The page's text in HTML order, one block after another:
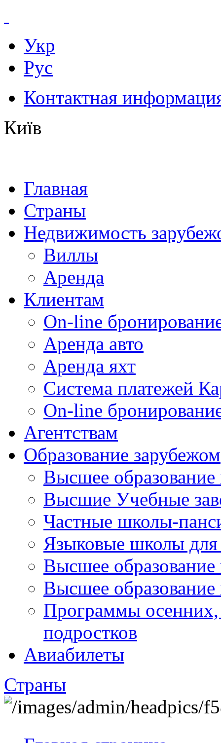
Укр
Рус
Контактная
Київ
Главная
Страны
Недвижимость
Виллы
Аренда
Клиентам
On-line
Аренда авто
Аренда яхт
Система платежей
On-line
Агентствам
Образование зарубежом
Высшее
Высшие Учебные
Частные школы-
Языковые школы для
Высшее
Высшее образование
Программы осенних,
подростков
Авиабилеты
Страны